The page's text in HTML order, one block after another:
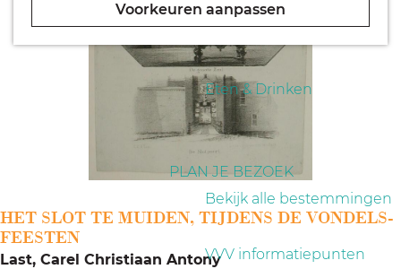
Voorkeuren aanpassen
Eten & Drinken
PLAN JE BEZOEK
Bekijk alle bestemmingen
VVV informatiepunten
HET SLOT TE MUIDEN, TIJDENS DE VONDELS-
FEESTEN
Last, Carel Christiaan Antony